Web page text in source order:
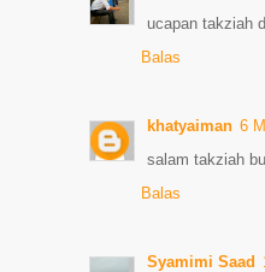
ucapan takziah
Balas
khatyaiman 6
salam takziah
Balas
Syamimi Saad